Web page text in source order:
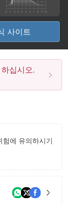
사이트
십시오.
에 유의하시기